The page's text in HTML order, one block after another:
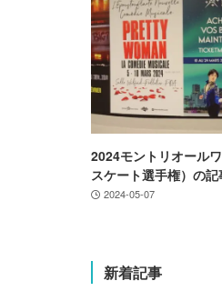
2024モントリオール
スケート選手権）の記
2024-05-07
新着記事